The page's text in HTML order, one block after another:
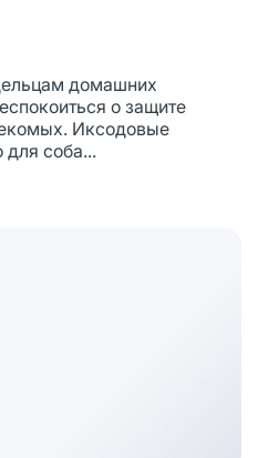
домашних
о защите
Иксодовые
соба...